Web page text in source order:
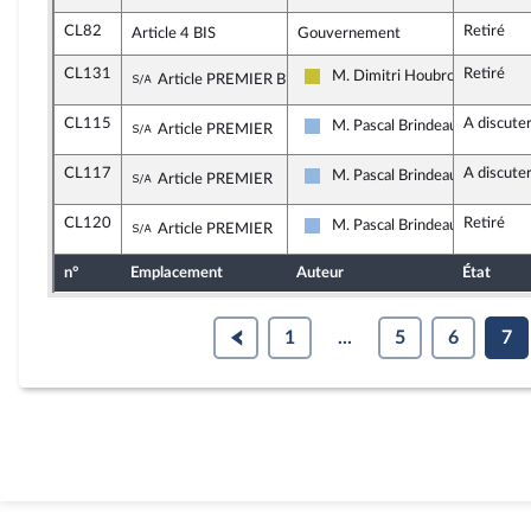
CL82 Article 4 BIS Gouvernement Retiré
CL131 Sous-amendement de l'amendement
Article PREMIER BIS B Agir ensemble
M. Dimitri Houbron Retiré
CL115 Sous-amendement de l'amendement
Article PREMIER UDI et Indépendants
M. Pascal Brindeau A discuter
CL117 Sous-amendement de l'amendement
Article PREMIER UDI et Indépendants
M. Pascal Brindeau A discuter
CL120 Sous-amendement de l'amendement
Article PREMIER UDI et Indépendants
M. Pascal Brindeau Retiré
n° Emplacement Auteur État
1 ... 5 6 7